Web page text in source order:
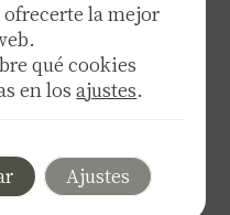
Mi trayectoria como
con un grado de
en Virginia. A lo
me he especializado
la mejor
qué cookies
en losajustes.
Ajustes